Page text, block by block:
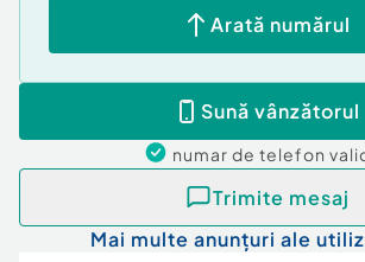
Arată numărul
Sună vânzătorul
numar de telefon
Trimite mesaj
Mai multe anunțuri ale